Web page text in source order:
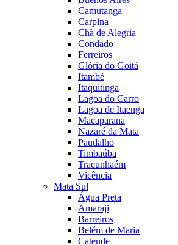
Camutanga
Carpina
Chã de Alegria
Condado
Ferreiros
Glória do Goitá
Itambé
Itaquitinga
Lagoa do Carro
Lagoa de Itaenga
Macaparana
Nazaré da Mata
Paudalho
Timbaúba
Tracunhaém
Vicência
Mata Sul
Água Preta
Amaraji
Barreiros
Belém de Maria
Catende